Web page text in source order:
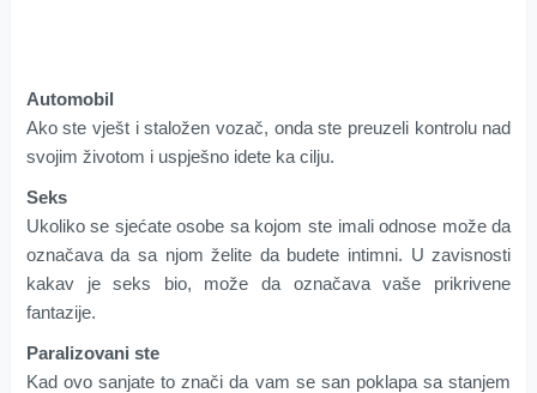
Automobil
Ako ste vješt i staložen vozač, onda ste preuzeli kontrolu nad
svojim životom i uspješno idete ka cilju.
Seks
Ukoliko se sjećate osobe sa kojom ste imali odnose može da
označava da sa njom želite da budete intimni. U zavisnosti
kakav je seks bio, može da označava vaše prikrivene
fantazije.
Paralizovani ste
Kad ovo sanjate to znači da vam se san poklapa sa stanjem